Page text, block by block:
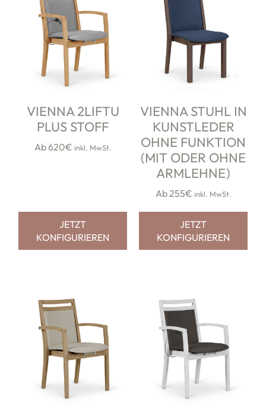
VIENNA 2LIFTU
PLUS STOFF
Ab 620€ inkl. MwSt.
JETZT
KONFIGURIEREN
VIENNA STUHL IN
KUNSTLEDER
OHNE FUNKTION
(MIT ODER OHNE
ARMLEHNE)
Ab 255€ inkl. MwSt.
JETZT
KONFIGURIEREN